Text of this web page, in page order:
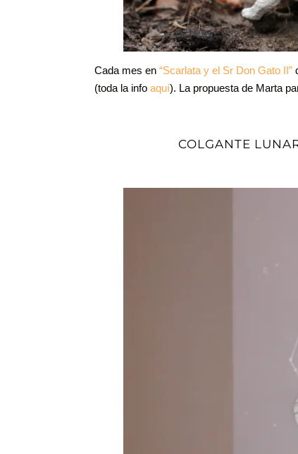
Cada mes en“Scarlata y el Sr Don Gato II”
(toda la infoaquí). La propuesta de Marta
COLGANTE